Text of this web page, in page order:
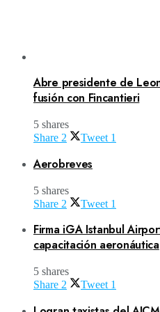
Abre presidente de
fusión con Fincantieri
5 shares
Share 2 Tweet 1
Aerobreves
5 shares
Share 2 Tweet 1
Firma iGA Istanbul
capacitación aeronáutica
5 shares
Share 2 Tweet 1